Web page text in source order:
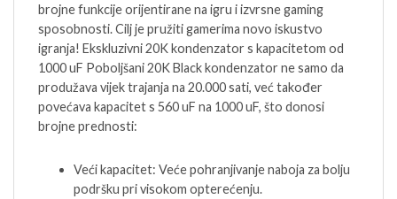
brojne funkcije orijentirane na igru i izvrsne gaming
sposobnosti. Cilj je pružiti gamerima novo iskustvo
igranja! Ekskluzivni 20K kondenzator s kapacitetom od
1000 uF Poboljšani 20K Black kondenzator ne samo da
produžava vijek trajanja na 20.000 sati, već također
povećava kapacitet s 560 uF na 1000 uF, što donosi
brojne prednosti:
Veći kapacitet: Veće pohranjivanje naboja za bolju
podršku pri visokom opterećenju.